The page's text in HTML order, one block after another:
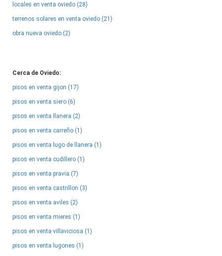
locales en venta oviedo (28)
terrenos solares en venta oviedo (21)
obra nueva oviedo (2)
Cerca de Oviedo:
pisos en venta gijon (17)
pisos en venta siero (6)
pisos en venta llanera (2)
pisos en venta carreño (1)
pisos en venta lugo de llanera (1)
pisos en venta cudillero (1)
pisos en venta pravia (7)
pisos en venta castrillon (3)
pisos en venta aviles (2)
pisos en venta mieres (1)
pisos en venta villaviciosa (1)
pisos en venta lugones (1)